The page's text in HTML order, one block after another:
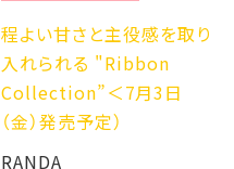
程よい甘さと主役感を取り
入れられる "Ribbon
Collection”＜7月3日
（金）発売予定）
RANDA